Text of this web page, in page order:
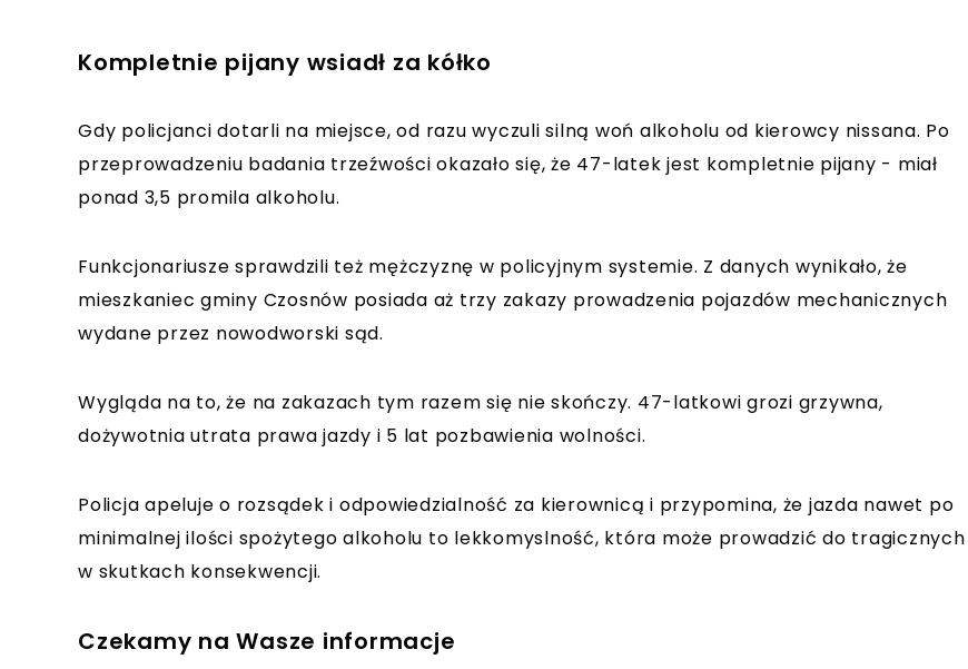
Kompletnie pijany wsiadł za kółko
Gdy policjanci dotarli na miejsce, od razu wyczuli silną woń alkoholu od kierowcy nissana. Po
przeprowadzeniu badania trzeźwości okazało się, że 47-latek jest kompletnie pijany - miał
ponad 3,5 promila alkoholu.
Funkcjonariusze sprawdzili też mężczyznę w policyjnym systemie. Z danych wynikało, że
mieszkaniec gminy Czosnów posiada aż trzy zakazy prowadzenia pojazdów mechanicznych
wydane przez nowodworski sąd.
Wygląda na to, że na zakazach tym razem się nie skończy. 47-latkowi grozi grzywna,
dożywotnia utrata prawa jazdy i 5 lat pozbawienia wolności.
Policja apeluje o rozsądek i odpowiedzialność za kierownicą i przypomina, że jazda nawet po
minimalnej ilości spożytego alkoholu to lekkomyslność, która może prowadzić do tragicznych
w skutkach konsekwencji.
Czekamy na Wasze informacje